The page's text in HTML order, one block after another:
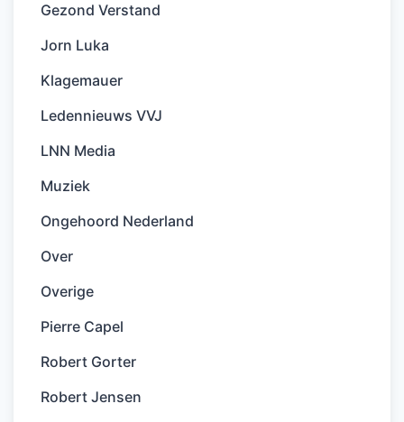
Gezond Verstand
Jorn Luka
Klagemauer
Ledennieuws VVJ
LNN Media
Muziek
Ongehoord Nederland
Over
Overige
Pierre Capel
Robert Gorter
Robert Jensen